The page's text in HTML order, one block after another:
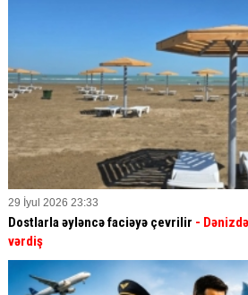
29 İyul 2026 23:33
Dostlarla əyləncə faciəyə çevrilir -
vərdiş